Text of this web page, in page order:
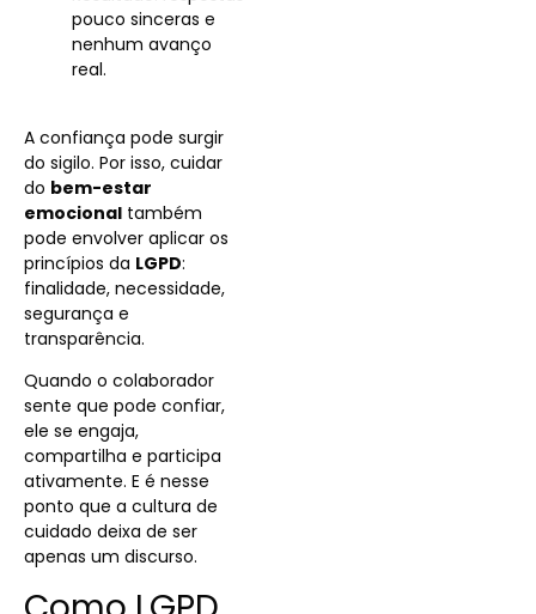
pouco sinceras e
nenhum avanço
real.
A confiança pode surgir
do sigilo. Por isso, cuidar
do bem-estar
emocional também
pode envolver aplicar os
princípios da LGPD:
finalidade, necessidade,
segurança e
transparência.
Quando o colaborador
sente que pode confiar,
ele se engaja,
compartilha e participa
ativamente. E é nesse
ponto que a cultura de
cuidado deixa de ser
apenas um discurso.